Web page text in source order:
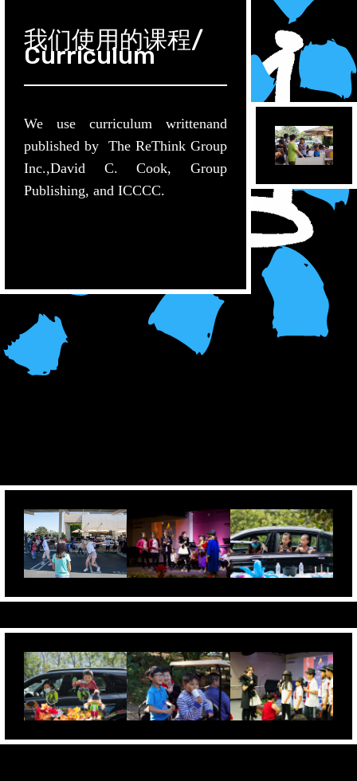
我们使用的课程/
Curriculum
We use curriculum writtenand
published by The ReThink Group
Inc.,David C. Cook, Group
Publishing, and ICCCC.